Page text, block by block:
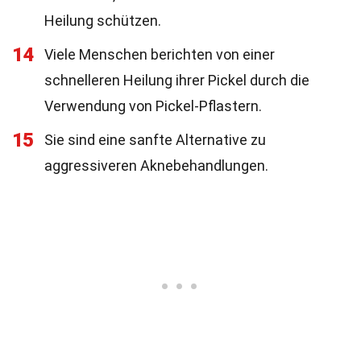
Heilung schützen.
14
Viele Menschen berichten von einer
schnelleren Heilung ihrer Pickel durch die
Verwendung von Pickel-Pflastern.
15
Sie sind eine sanfte Alternative zu
aggressiveren Aknebehandlungen.